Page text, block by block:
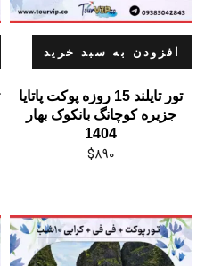
افزودن به سبد خرید
تور تایلند 15 روزه پوکت پاتایا
جزیره کوچانگ بانکوک بهار
1404
$890